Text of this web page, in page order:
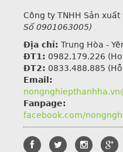
Công ty TNHH Sản
Số 0901063005)
Địa chỉ: Trung Hòa -
ĐT1: 0982.179.226
ĐT2: 0833.488.885
Email:
Fanpage:
facebook.com/